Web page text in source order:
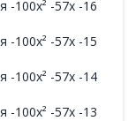
-100x² -57x -16
-100x² -57x -15
-100x² -57x -14
-100x² -57x -13